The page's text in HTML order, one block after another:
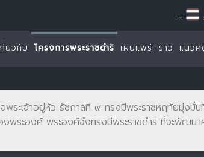
ยวกับ โครงการพระราชดำริ เผยแพร่ ข่าว แนวคิ
TH
พระเจ้าอยู่หัว รัชกาลที่ ๙ ทรงมีพระราชหฤทัยมุ่งมั่
พระองค์ พระองค์จึงทรงมีพระราชดำริ ที่จะพัฒน